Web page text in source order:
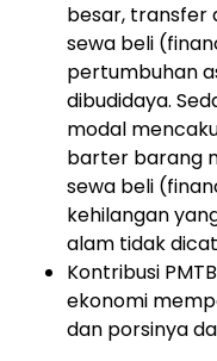
besar, transfer
sewa beli
pertumbuhan
dibudidaya.
modal
barter barang
sewa beli
kehilangan
alam tidak
Kontribusi
ekonomi
dan porsinya